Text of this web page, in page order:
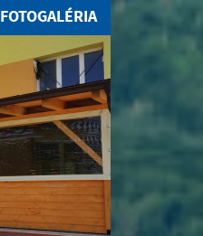
FOTOGALÉRIA